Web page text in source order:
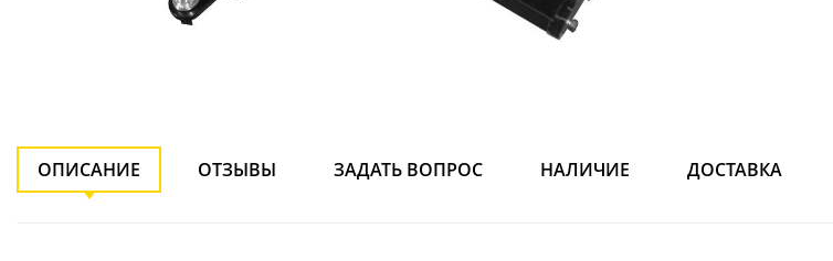
ОПИСАНИЕ ОТЗЫВЫ ЗАДАТЬ ВОПРОС НАЛИЧИЕ ДОСТАВКА